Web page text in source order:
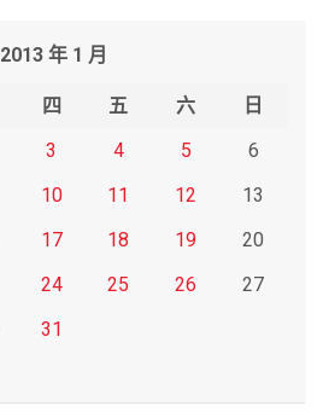
2013 年 1 月
四 五 六
日
3 4 5
6
10 11 12
13
17 18 19
20
24 25 26
27
31